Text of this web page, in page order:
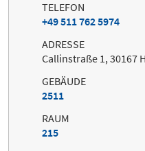
TELEFON
+49 511 762 5974
ADRESSE
Callinstraße 1, 30167
GEBÄUDE
2511
RAUM
215